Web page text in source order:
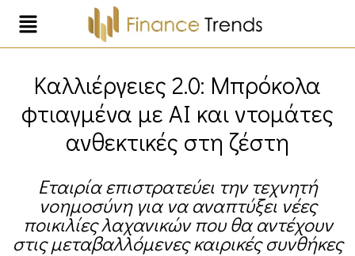
Καλλιέργειες 2.0: Μπρόκολα
φτιαγμένα με ΑΙ και ντομάτες
ανθεκτικές στη ζέστη
Εταιρία επιστρατεύει την τεχνητή
νοημοσύνη για να αναπτύξει νέες
ποικιλίες λαχανικών που θα αντέχουν
στις μεταβαλλόμενες καιρικές συνθήκες